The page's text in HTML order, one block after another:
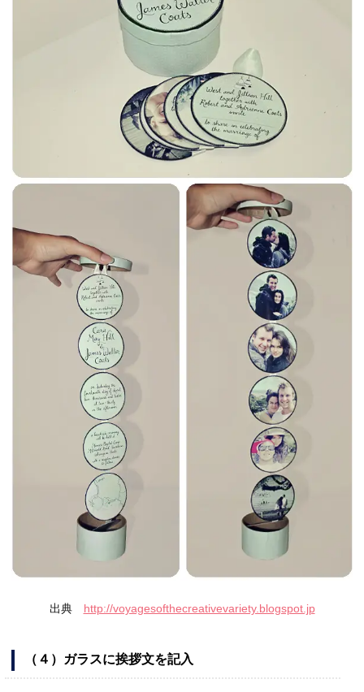
出典 http://voyagesofthecreativevariety.blogspot.jp
（４）ガラスに挨拶文を記入